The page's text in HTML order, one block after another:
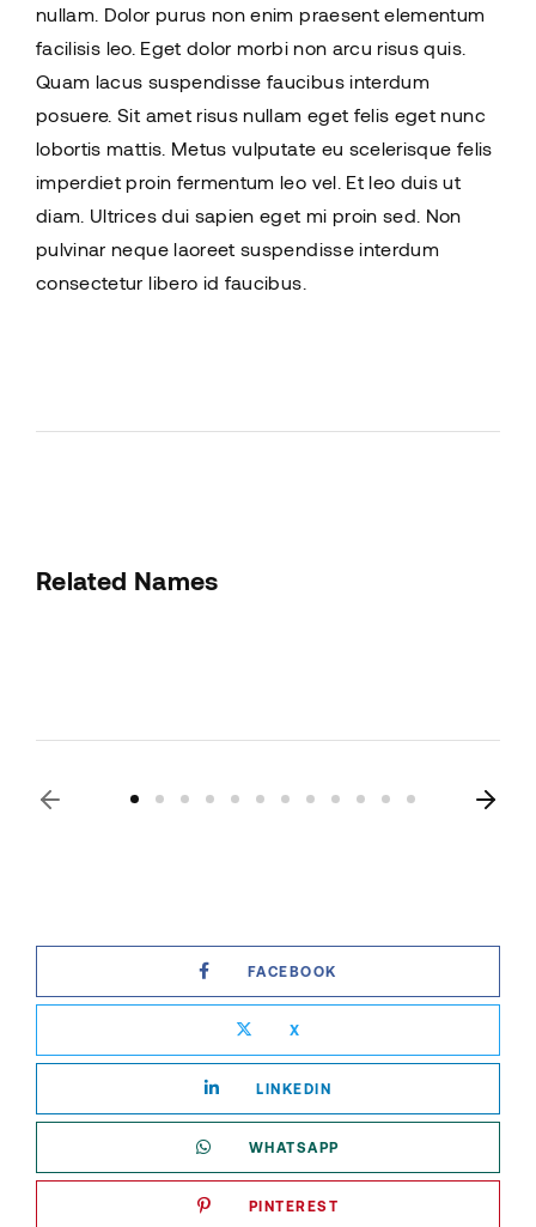
nullam. Dolor purus non enim praesent elementum
facilisis leo. Eget dolor morbi non arcu risus quis.
Quam lacus suspendisse faucibus interdum
posuere. Sit amet risus nullam eget felis eget nunc
lobortis mattis. Metus vulputate eu scelerisque felis
imperdiet proin fermentum leo vel. Et leo duis ut
diam. Ultrices dui sapien eget mi proin sed. Non
pulvinar neque laoreet suspendisse interdum
consectetur libero id faucibus.
Related Names
Susan July Urban
FACEBOOK
X
LINKEDIN
WHATSAPP
PINTEREST